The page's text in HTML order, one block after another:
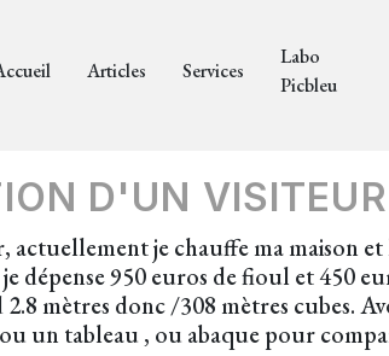
Articles Services
Labo
Picbleu
D'UN VISITEUR
actuellement je chauffe ma maison
je dépense 950 euros de fioul et 450
mètres donc /308 mètres cubes.
un tableau , ou abaque pour